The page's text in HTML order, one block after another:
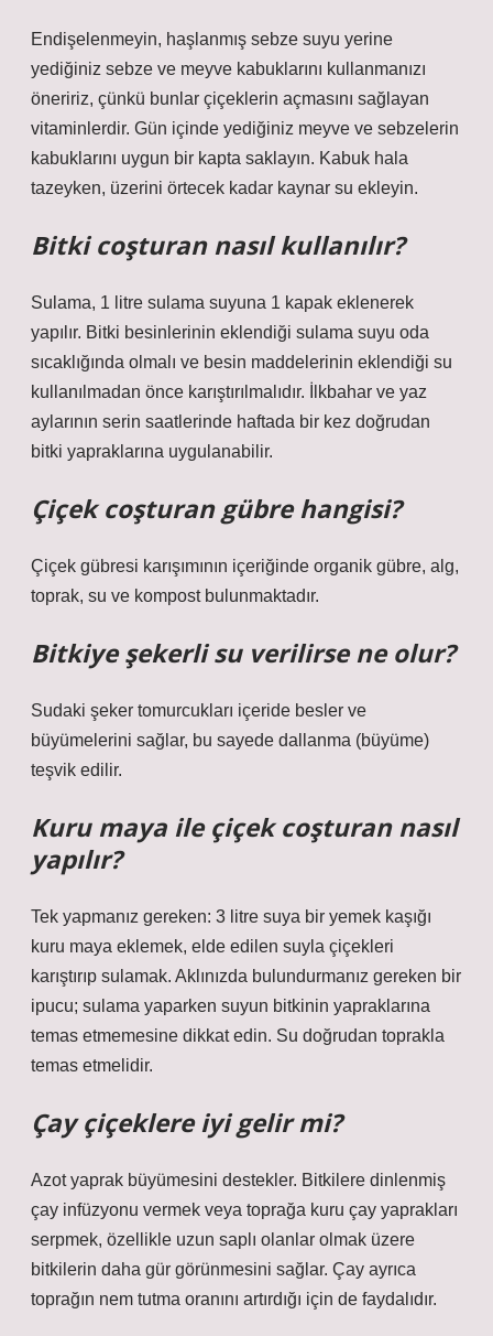
Endişelenmeyin, haşlanmış sebze suyu yerine
yediğiniz sebze ve meyve kabuklarını kullanmanızı
öneririz, çünkü bunlar çiçeklerin açmasını sağlayan
vitaminlerdir. Gün içinde yediğiniz meyve ve sebzelerin
kabuklarını uygun bir kapta saklayın. Kabuk hala
tazeyken, üzerini örtecek kadar kaynar su ekleyin.
Bitki coşturan nasıl kullanılır?
Sulama, 1 litre sulama suyuna 1 kapak eklenerek
yapılır. Bitki besinlerinin eklendiği sulama suyu oda
sıcaklığında olmalı ve besin maddelerinin eklendiği su
kullanılmadan önce karıştırılmalıdır. İlkbahar ve yaz
aylarının serin saatlerinde haftada bir kez doğrudan
bitki yapraklarına uygulanabilir.
Çiçek coşturan gübre hangisi?
Çiçek gübresi karışımının içeriğinde organik gübre, alg,
toprak, su ve kompost bulunmaktadır.
Bitkiye şekerli su verilirse ne olur?
Sudaki şeker tomurcukları içeride besler ve
büyümelerini sağlar, bu sayede dallanma (büyüme)
teşvik edilir.
Kuru maya ile çiçek coşturan nasıl
yapılır?
Tek yapmanız gereken: 3 litre suya bir yemek kaşığı
kuru maya eklemek, elde edilen suyla çiçekleri
karıştırıp sulamak. Aklınızda bulundurmanız gereken bir
ipucu; sulama yaparken suyun bitkinin yapraklarına
temas etmemesine dikkat edin. Su doğrudan toprakla
temas etmelidir.
Çay çiçeklere iyi gelir mi?
Azot yaprak büyümesini destekler. Bitkilere dinlenmiş
çay infüzyonu vermek veya toprağa kuru çay yaprakları
serpmek, özellikle uzun saplı olanlar olmak üzere
bitkilerin daha gür görünmesini sağlar. Çay ayrıca
toprağın nem tutma oranını artırdığı için de faydalıdır.